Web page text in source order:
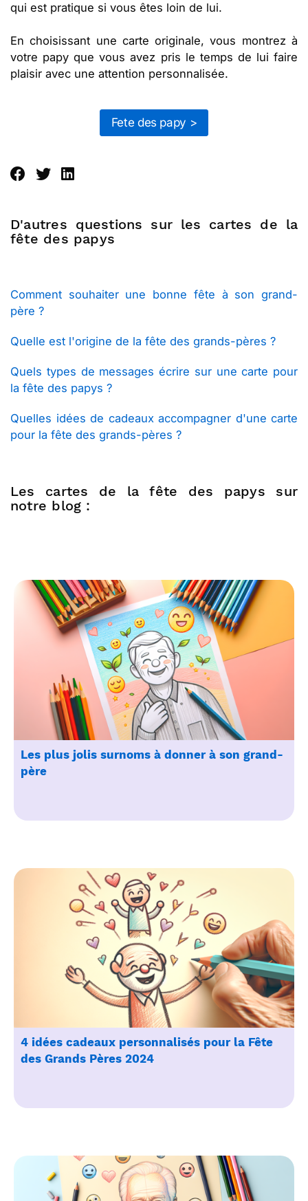
qui est pratique si vous êtes loin de lui.
En choisissant une carte originale, vous montrez à
votre papy que vous avez pris le temps de lui faire
plaisir avec une attention personnalisée.
Fete des papy >
D'autres questions sur les cartes de la
fête des papys
Comment souhaiter une bonne fête à son grand-
père ?
Quelle est l'origine de la fête des grands-pères ?
Quels types de messages écrire sur une carte pour
la fête des papys ?
Quelles idées de cadeaux accompagner d'une carte
pour la fête des grands-pères ?
Les cartes de la fête des papys sur
notre blog :
Les plus jolis surnoms à donner à son grand-
père
4 idées cadeaux personnalisés pour la Fête
des Grands Pères 2024